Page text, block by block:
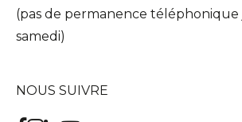
(pas de permanence téléphonique
samedi)
NOUS SUIVRE